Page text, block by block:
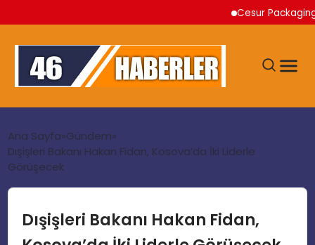
Cesur Packaging,
GÜNDEM
EKONOMI
Ana Sayfa Gündem
Dışişleri Bakanı Hakan Fidan, Kosova’da İki Liderle
Görüşecek
Dışişleri Bakanı Hakan Fidan,